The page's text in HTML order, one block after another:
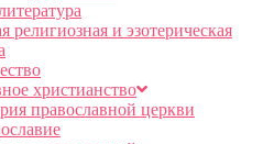
религиозная и эзотерическая
христианство
православной церкви